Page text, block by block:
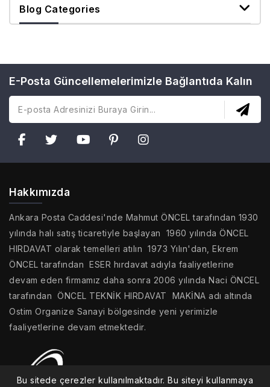
Blog Categories
E-Posta Güncellemelerimizle Bağlantıda Kalın
Hakkımızda
Ankara Posta Caddesi'nde Mahmut ÖNCEL tarafından 1930
yılında halı satış ticaretiyle başlayan 1960 yılında ÖNCEL
HIRDAVAT olarak temelleri atılın 1973 Yılın'dan, Ekrem
ÖNCEL tarafından ESER hırdavat adıyla faaliyetlerine
devam eden firmamız daha sonra 2006 yılında Naci ÖNCEL
tarafından ÖNCEL TEKNİK HIRDAVAT MAKİNA adı altında
Ostim Organize Sanayi bölgesinde yeni yerimizle
faaliyetlerine devam etmektedir.
Bu sitede çerezler kullanılmaktadır. Bu siteyi kullanmaya